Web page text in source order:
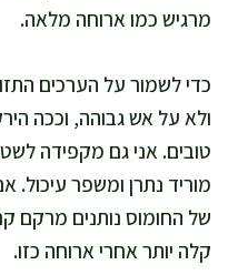
מרגיש כמו ארוחה מלאה.
כדי לשמור על הערכים
ולא על אש גבוהה, וככה
טובים. אני גם מקפידה
מוריד נתרן ומשפר עיכול.
של החומוס נותנים מרקם
קלה יותר אחרי ארוחה כזו.